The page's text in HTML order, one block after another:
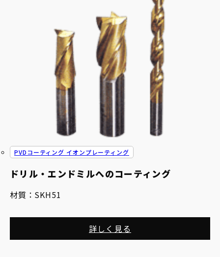
ドリル・エンドミルへのコーティング
PVDコーティング イオンプレーティング
材質： SKH51
詳しく見る